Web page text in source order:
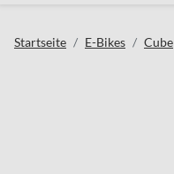
Startseite E-Bikes Cube